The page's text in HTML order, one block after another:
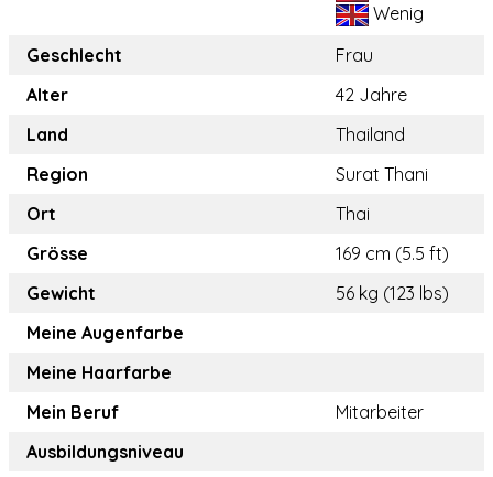
Wenig
Geschlecht
Frau
Alter
42 Jahre
Land
Thailand
Region
Surat Thani
Ort
Thai
Grösse
169 cm (5.5 ft)
Gewicht
56 kg (123 lbs)
Meine Augenfarbe
Meine Haarfarbe
Mein Beruf
Mitarbeiter
Ausbildungsniveau